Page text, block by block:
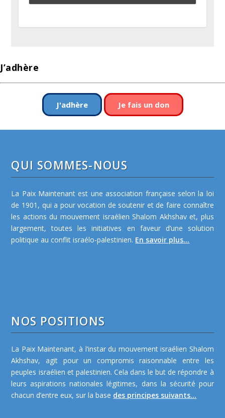
J’adhère
J'adhère Je fais un don
QUI SOMMES-NOUS
La Paix Maintenant est une association française selon la loi
de 1901, qui a pour vocation de soutenir et de faire connaître
les actions du mouvement israélien Shalom Akhshav et, plus
largement, toutes les initiatives en faveur d’une solution
politique au conflit israélo-palestinien. En savoir plus...
NOS POSITIONS
La Paix Maintenant, à l’instar du mouvement israélien Shalom
Akhshav, agit pour un compromis raisonnable entre les
peuples israélien et palestinien. Cela dans le but de répondre à
leurs aspirations nationales légitimes, dans la sécurité pour
chacun d’entre eux, sur la base des principes suivants...